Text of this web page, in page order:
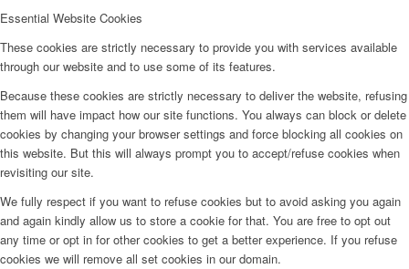
Essential Website Cookies
These cookies are strictly necessary to provide you with services available
through our website and to use some of its features.
Because these cookies are strictly necessary to deliver the website, refusing
them will have impact how our site functions. You always can block or delete
cookies by changing your browser settings and force blocking all cookies on
this website. But this will always prompt you to accept/refuse cookies when
revisiting our site.
We fully respect if you want to refuse cookies but to avoid asking you again
and again kindly allow us to store a cookie for that. You are free to opt out
any time or opt in for other cookies to get a better experience. If you refuse
cookies we will remove all set cookies in our domain.